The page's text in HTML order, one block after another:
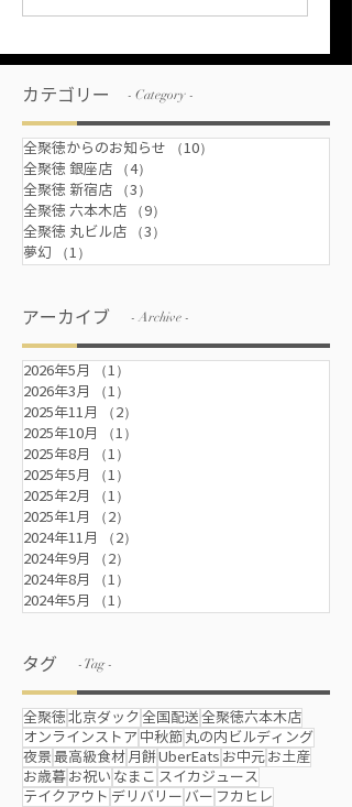
しました♪
カテゴリー - Category -
全聚徳からのお知らせ （10）
全聚徳 銀座店
（4）
全聚徳 新宿店
（3）
全聚徳 六本木店
（9）
全聚徳 丸ビル店
（3）
夢幻
（1）
アーカイブ - Archive -
2026年5月 （1）
2026年3月
（1）
2025年11月
（2）
2025年10月
（1）
2025年8月
（1）
2025年5月
（1）
2025年2月
（1）
2025年1月
（2）
2024年11月
（2）
2024年9月
（2）
2024年8月
（1）
2024年5月
（1）
タグ - Tag -
全聚徳北京ダック全国配送全聚徳六本木店
オンラインストア 中秋節丸の内ビルディング
夜景最高級食材月餅UberEats お中元お土産
お歳暮お祝い なまこ スイカジュース
テイクアウト デリバリー バー フカヒレ